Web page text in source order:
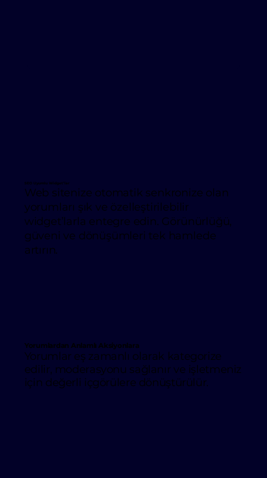
SEO Uyumlu Widget’lar
Web sitenize otomatik senkronize olan
yorumları şık ve özelleştirilebilir
widget’larla entegre edin. Görünürlüğü,
güveni ve dönüşümleri tek hamlede
artırın.
Yorumlardan Anlamlı Aksiyonlara
Yorumlar eş zamanlı olarak kategorize
edilir, moderasyonu sağlanır ve işletmeniz
için değerli içgörülere dönüştürülür.